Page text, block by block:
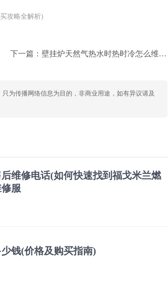
攻略全解析)
下一篇： 壁挂炉天然气热水时热时冷怎么维修(壁挂炉天然气热水时冷时热维修解决方法)
为传播网络信息为目的，非商业用途，如有异议请及
维修电话(如何快速找到福戈米兰燃
服
钱(价格及购买指南)